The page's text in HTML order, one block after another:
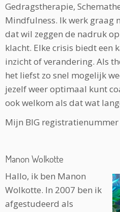
Gedragstherapie,
Mindfulness. Ik werk graag
dat wil zeggen de nadruk
klacht. Elke crisis biedt een
inzicht of verandering. Als
het liefst zo snel mogelijk
jezelf weer optimaal kunt
ook welkom als dat wat
Mijn BIG registratienummer
Manon Wolkotte
Hallo, ik ben Manon
Wolkotte. In 2007 ben ik
afgestudeerd als